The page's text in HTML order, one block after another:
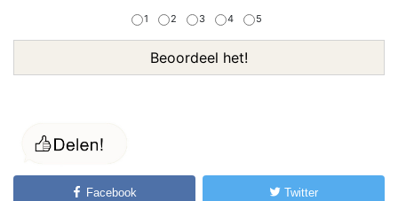
1 2 3 4 5
Beoordeel het!
Facebook Twitter